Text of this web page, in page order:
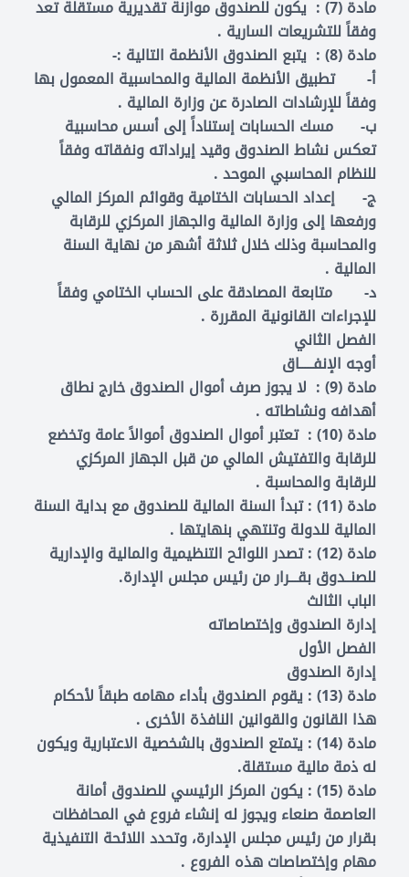
مادة (7) : يكون للصندوق موازنة تقديرية مستقلة تعد
وفقاً للتشريعات السارية .
مادة (8) : يتبع الصندوق الأنظمة التالية :-
‌أ- تطبيق الأنظمة المالية والمحاسبية المعمول بها
وفقاً للإرشادات الصادرة عن وزارة المالية .
‌ب- مسك الحسابات إستناداً إلى أسس محاسبية
تعكس نشاط الصندوق وقيد إيراداته ونفقاته وفقاً
للنظام المحاسبي الموحد .
‌ج- إعداد الحسابات الختامية وقوائم المركز المالي
ورفعها إلى وزارة المالية والجهاز المركزي للرقابة
والمحاسبة وذلك خلال ثلاثة أشهر من نهاية السنة
المالية .
‌د- متابعة المصادقة على الحساب الختامي وفقاً
للإجراءات القانونية المقررة .
الفصل الثاني
أوجه الإنفـــــاق
مادة (9) : لا يجوز صرف أموال الصندوق خارج نطاق
أهدافه ونشاطاته .
مادة (10) : تعتبر أموال الصندوق أموالاً عامة وتخضع
للرقابة والتفتيش المالي من قبل الجهاز المركزي
للرقابة والمحاسبة .
مادة (11) : تبدأ السنة المالية للصندوق مع بداية السنة
المالية للدولة وتنتهي بنهايتها .
مادة (12) : تصدر اللوائح التنظيمية والمالية والإدارية
للصنــدوق بقـــرار من رئيس مجلس الإدارة.
الباب الثالث
إدارة الصندوق وإختصاصاته
الفصل الأول
إدارة الصندوق
مادة (13) : يقوم الصندوق بأداء مهامه طبقاً لأحكام
هذا القانون والقوانين النافذة الأخرى .
مادة (14) : يتمتع الصندوق بالشخصية الاعتبارية ويكون
له ذمة مالية مستقلة.
مادة (15) : يكون المركز الرئيسي للصندوق أمانة
العاصمة صنعاء ويجوز له إنشاء فروع في المحافظات
بقرار من رئيس مجلس الإدارة، وتحدد اللائحة التنفيذية
مهام وإختصاصات هذه الفروع .